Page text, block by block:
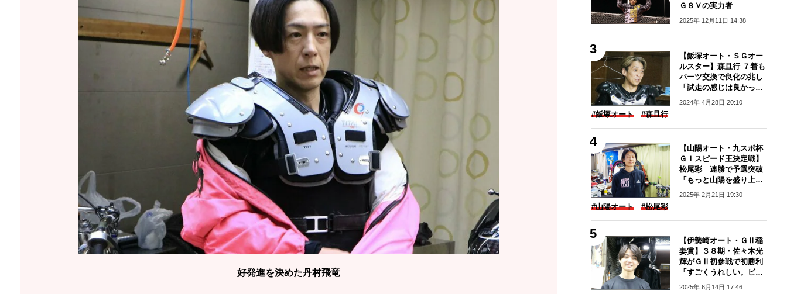
好発進を決めた丹村飛竜
Ｇ８Ｖの実力者
2025年 12月11日 14:38
【飯塚オート・ＳＧオー
ルスター】森且行 ７着も
パーツ交換で良化の兆し
「試走の感じは良かっ
た」
2024年 4月28日 20:10
#飯塚オート #森且行
【山陽オート・九スポ杯
ＧＩスピード王決定戦】
松尾彩 連勝で予選突破
「もっと山陽を盛り上げ
たい」
2025年 2月21日 19:30
#山陽オート #松尾彩
【伊勢崎オート・ＧⅡ稲
妻賞】３８期・佐々木光
輝がＧⅡ初参戦で初勝利
「すごくうれしい。ビッ
クリした」
2025年 6月14日 17:46